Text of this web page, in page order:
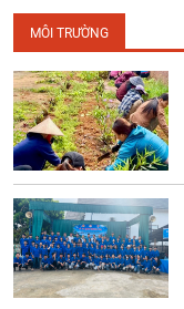
MÔI TRƯỜNG